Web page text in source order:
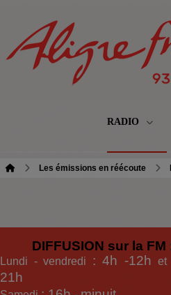
RADIO
Les émissions en réécoute
DIFFUSION sur la FM
Lundi - vendredi : 4h -12h et
21h